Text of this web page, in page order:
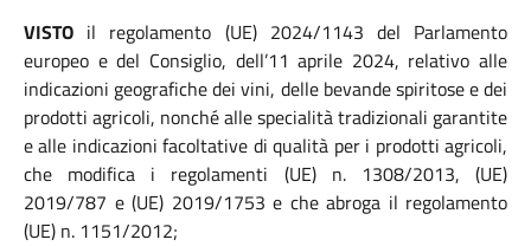
VISTO il regolamento (UE) 2024/1143 del Parlamento
europeo e del Consiglio, dell’11 aprile 2024, relativo alle
indicazioni geografiche dei vini, delle bevande spiritose e dei
prodotti agricoli, nonché alle specialità tradizionali garantite
e alle indicazioni facoltative di qualità per i prodotti agricoli,
che modifica i regolamenti (UE) n. 1308/2013, (UE)
2019/787 e (UE) 2019/1753 e che abroga il regolamento
(UE) n. 1151/2012;